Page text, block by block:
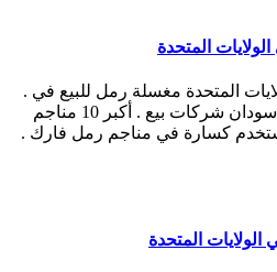
المتحدة
المتحدة مغسلة رمل للبيع في .
Solutions آلة الذهب للبيع في سودان شركات بيع . أكبر 10 مناجم
كسارة في مناجم رمل فارك .
المتحدة